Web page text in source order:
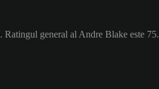
general al Andre Blake este 75.